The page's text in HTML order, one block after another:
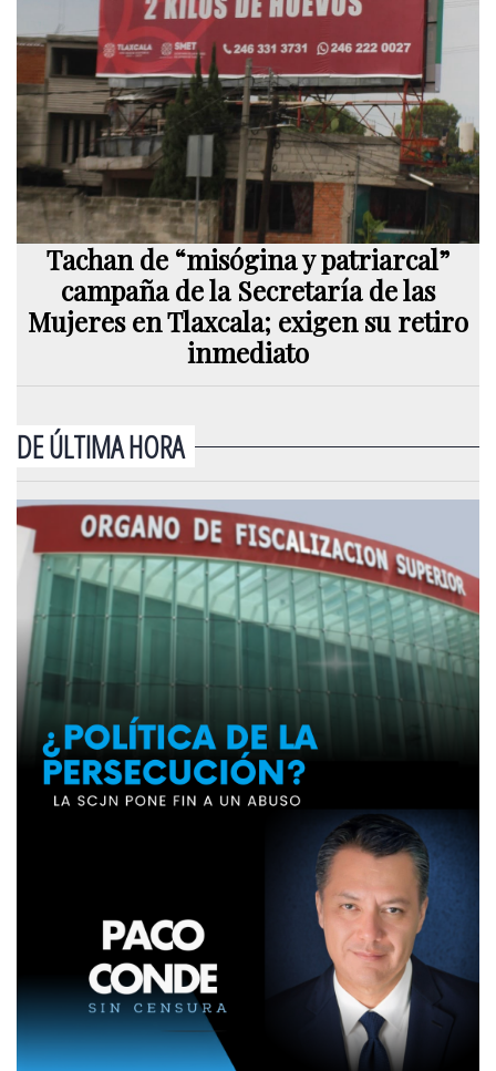
Tachan de “misógina y patriarcal”
campaña de la Secretaría de las
Mujeres en Tlaxcala; exigen su retiro
inmediato
DE ÚLTIMA HORA